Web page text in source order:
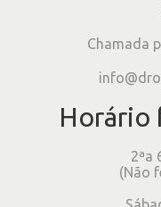
Chamada
Horário
2ªa
(Não